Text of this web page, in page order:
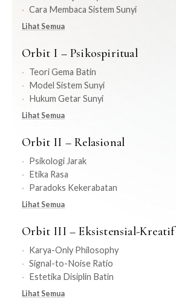
Cara Membaca Sistem Sunyi
Lihat Semua
Orbit I – Psikospiritual
Teori Gema Batin
Model Sistem Sunyi
Hukum Getar Sunyi
Lihat Semua
Orbit II – Relasional
Psikologi Jarak
Etika Rasa
Paradoks Kekerabatan
Lihat Semua
Orbit III – Eksistensial-Kreatif
Karya-Only Philosophy
Signal-to-Noise Ratio
Estetika Disiplin Batin
Lihat Semua